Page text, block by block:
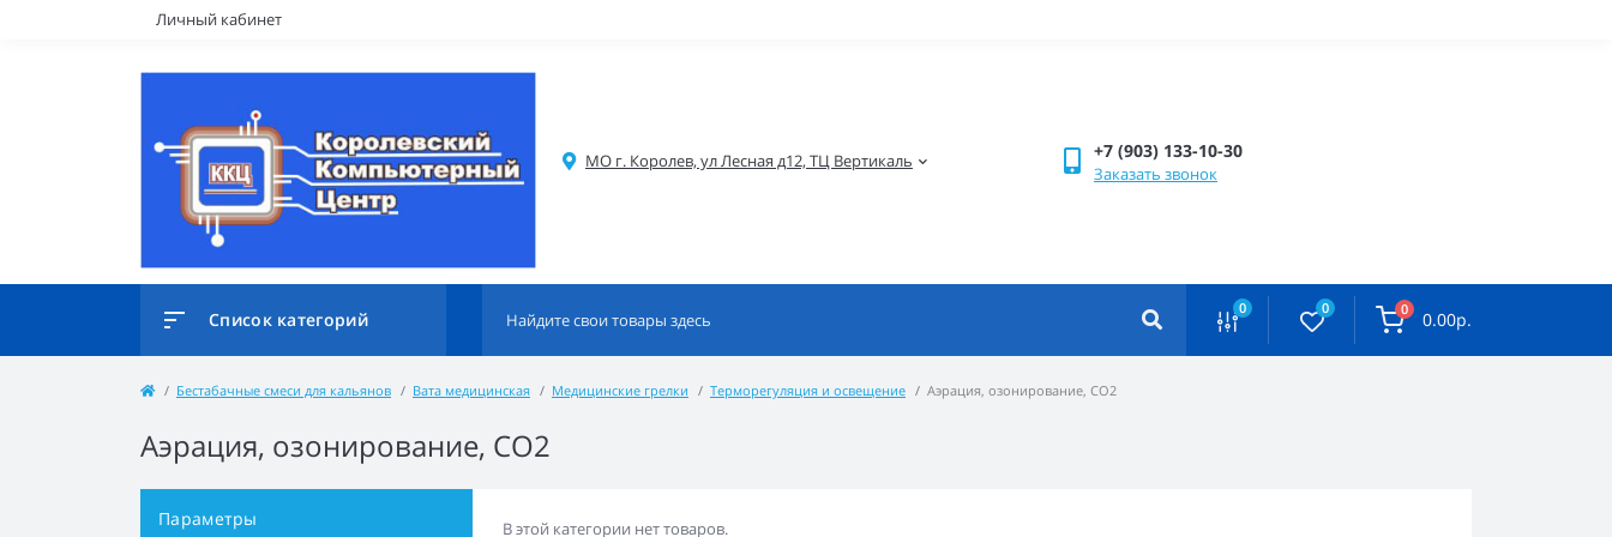
Личный кабинет
МО г. Королев, ул Лесная д12, ТЦ Вертикаль +7 (903) 133-10-30
Заказать звонок
Список категорий 0 0 0 0.00р.
Бестабачные смеси для кальянов Вата медицинская Медицинские грелки Терморегуляция и освещение Аэрация, озонирование, CO2
Аэрация, озонирование, CO2
Параметры В этой категории нет товаров.